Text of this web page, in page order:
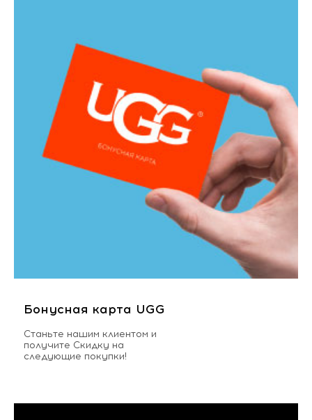
Бонусная карта UGG
Станьте нашим клиентом и
получите Скидку на
следующие покупки!